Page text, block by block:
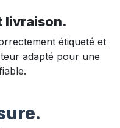
livraison.
étiqueté et
adapté pour une